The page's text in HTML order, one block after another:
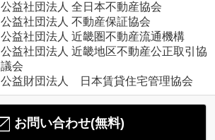
公益社団法人 全日本不動産協会
公益社団法人 不動産保証協会
公益社団法人 近畿圏不動産流通機構
公益社団法人 近畿地区不動産公正取引協
議会
公益財団法人 日本賃貸住宅管理協会
お問い合わせ(無料)